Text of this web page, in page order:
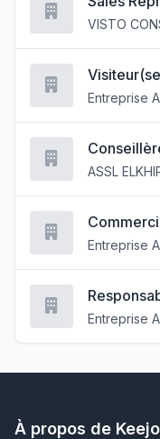
VISTO
Entreprise
ASSL
Entreprise
Entreprise
À propos de